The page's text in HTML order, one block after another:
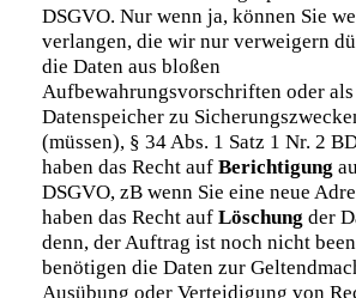
DSGVO. Nur wenn ja, können Sie
verlangen, die wir nur verweigern
die Daten aus bloßen
Aufbewahrungsvorschriften oder
Datenspeicher zu
(müssen), § 34 Abs. 1 Satz 1 Nr. 2
haben das Recht auf Berichtigung
DSGVO, zB wenn Sie eine neue
haben das Recht auf Löschung der
denn, der Auftrag ist noch nicht
benötigen die Daten zur
Ausübung oder Verteidigung von